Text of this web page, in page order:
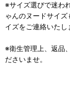
※サイズ選びで迷わ
ゃんのヌードサイ
イズをご連絡いたし
※衛生管理上、返品
ださいませ。